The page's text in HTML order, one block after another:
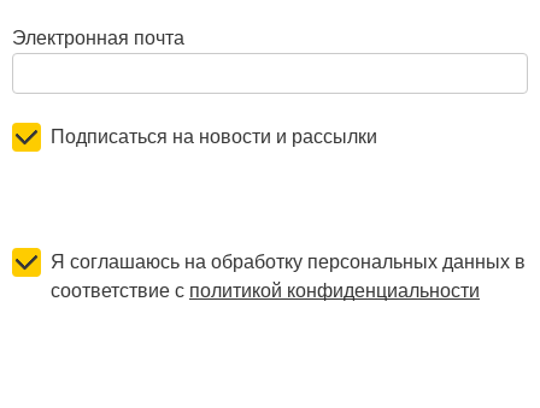
Электронная почта
Подписаться на новости и рассылки
Я соглашаюсь на обработку персональных данных в
соответствие с политикой конфиденциальности